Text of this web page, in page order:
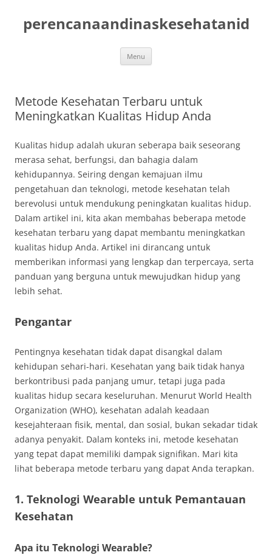
content
perencanaandinaskesehatanid
Menu
Metode Kesehatan Terbaru untuk
Meningkatkan Kualitas Hidup Anda
Kualitas hidup adalah ukuran seberapa baik seseorang
merasa sehat, berfungsi, dan bahagia dalam
kehidupannya. Seiring dengan kemajuan ilmu
pengetahuan dan teknologi, metode kesehatan telah
berevolusi untuk mendukung peningkatan kualitas hidup.
Dalam artikel ini, kita akan membahas beberapa metode
kesehatan terbaru yang dapat membantu meningkatkan
kualitas hidup Anda. Artikel ini dirancang untuk
memberikan informasi yang lengkap dan terpercaya, serta
panduan yang berguna untuk mewujudkan hidup yang
lebih sehat.
Pengantar
Pentingnya kesehatan tidak dapat disangkal dalam
kehidupan sehari-hari. Kesehatan yang baik tidak hanya
berkontribusi pada panjang umur, tetapi juga pada
kualitas hidup secara keseluruhan. Menurut World Health
Organization (WHO), kesehatan adalah keadaan
kesejahteraan fisik, mental, dan sosial, bukan sekadar tidak
adanya penyakit. Dalam konteks ini, metode kesehatan
yang tepat dapat memiliki dampak signifikan. Mari kita
lihat beberapa metode terbaru yang dapat Anda terapkan.
1. Teknologi Wearable untuk Pemantauan
Kesehatan
Apa itu Teknologi Wearable?